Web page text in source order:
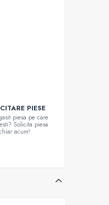
PIESE
piesa pe care
Solicita piesa
acum!